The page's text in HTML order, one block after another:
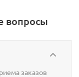
вопросы
заказов